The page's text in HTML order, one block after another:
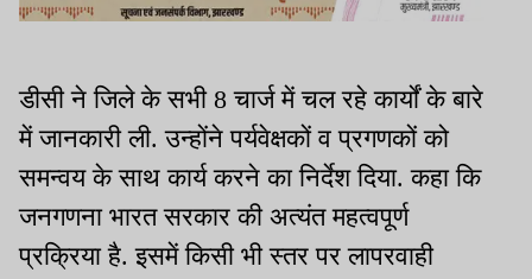
डीसी ने जिले के सभी 8 चार्ज में चल रहे कार्यों के बारे
में जानकारी ली. उन्होंने पर्यवेक्षकों व प्रगणकों को
समन्वय के साथ कार्य करने का निर्देश दिया. कहा कि
जनगणना भारत सरकार की अत्यंत महत्वपूर्ण
प्रक्रिया है. इसमें किसी भी स्तर पर लापरवाही